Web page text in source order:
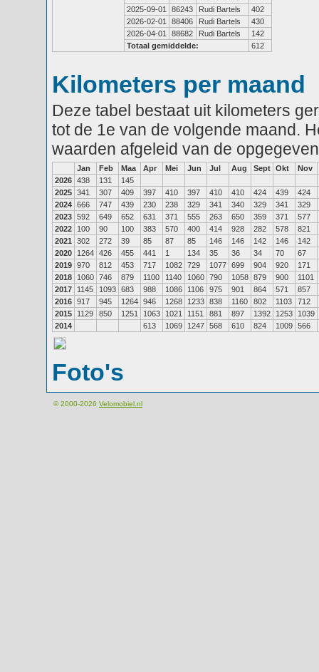
2025-09-01
86243 Rudi Bartels
402
2026-02-01
88406 Rudi Bartels
430
2026-04-01
88682 Rudi Bartels
142
Totaal gemiddelde:
612
Kilometers per maand
Deze tabel bestaat uit kilometers
tot de 1e van de volgende maand.
waarden afgeleid van de
Jan Feb Maa Apr Mei Jun Jul Aug Sept Okt
Nov
2026 438 131
145
2025 341 307 409 397 410 397 410 410 424 439
424
2024 666 747 439 230 238 329 341 340 329 341
329
2023 592 649 652 631 371 555 263 650 359 371
577
2022
100 90 100 383 570 400 414 928 282 578
821
2021
302 272 39 85 87 85 146 146 142 146
142
2020
1264 426 455 441 1 134 35 36 34 70
67
2019 970 812 453 717 1082 729 1077 699 904 920
171
2018
1060 746 879 1100 1140 1060 790 1058 879 900
1101
2017
1145 1093 683 988 1086 1106 975 901 864 571
857
2016 917 945 1264 946 1268 1233 838 1160 802 1103
712
2015
1129 850 1251 1063 1021 1151 881 897 1392 1253
1039
2014
613 1069 1247 568 610 824 1009 566
Foto's
© 2000-2026 Velomobiel.nl